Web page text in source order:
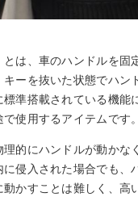
とは、車のハンドルを固
ーを抜いた状態でハン
準搭載されている機能
使用するアイテムです。
的にハンドルが動かな
に侵入された場合でも、
かすことは難しく、高